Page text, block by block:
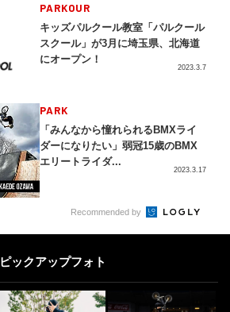
PARKOUR
キッズパルクール教室「パルクール
スクール」が3月に埼玉県、北海道
にオープン！
2023.3.7
PARK
「みんなから憧れられるBMXライ
ダーになりたい」弱冠15歳のBMX
エリートライダ...
2023.3.17
OTHERS
渋谷・代々木公園にて日本最大級の
イベントを開催！...
Recommended by
ピックアップフォト